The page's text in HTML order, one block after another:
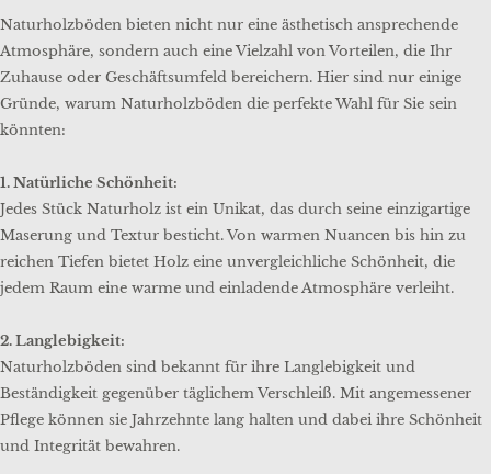
Naturholzböden bieten nicht nur eine ästhetisch ansprechende
Atmosphäre, sondern auch eine Vielzahl von Vorteilen, die Ihr
Zuhause oder Geschäftsumfeld bereichern. Hier sind nur einige
Gründe, warum Naturholzböden die perfekte Wahl für Sie sein
könnten:
1. Natürliche Schönheit:
Jedes Stück Naturholz ist ein Unikat, das durch seine einzigartige
Maserung und Textur besticht. Von warmen Nuancen bis hin zu
reichen Tiefen bietet Holz eine unvergleichliche Schönheit, die
jedem Raum eine warme und einladende Atmosphäre verleiht.
2. Langlebigkeit:
Naturholzböden sind bekannt für ihre Langlebigkeit und
Beständigkeit gegenüber täglichem Verschleiß. Mit angemessener
Pflege können sie Jahrzehnte lang halten und dabei ihre Schönheit
und Integrität bewahren.